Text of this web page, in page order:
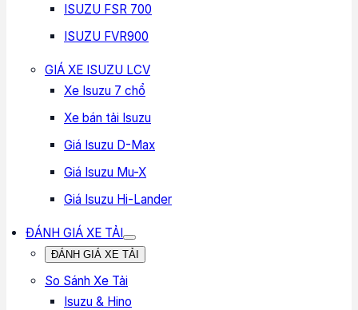
ISUZU FSR 700
ISUZU FVR900
GIÁ XE ISUZU LCV
Xe Isuzu 7 chổ
Xe bán tải Isuzu
Giá Isuzu D-Max
Giá Isuzu Mu-X
Giá Isuzu Hi-Lander
ĐÁNH GIÁ XE TẢI
ĐÁNH GIÁ XE TẢI
So Sánh Xe Tải
Isuzu & Hino